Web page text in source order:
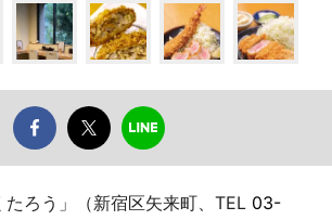
ろう」（新宿区矢来町、TEL 03-